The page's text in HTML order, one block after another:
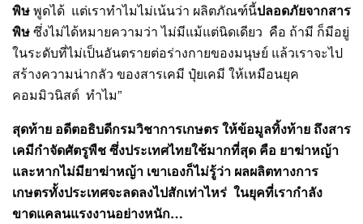
พิษพูดได้ แต่เราทำไมไม่เน้นว่า ผลิตภัณฑ์นี้ปลอดภัยจากสาร
พิษซึ่งไม่ได้หมายความว่า ไม่มีแม้แต่นิดเดียว คือ ถ้ามี ก็มีอยู่
ในระดับที่ไม่เป็นอันตรายต่อร่างกายของมนุษย์ แล้วเราจะไป
สร้างความน่ากลัว ของสารเคมี ปุ๋ยเคมี ให้เหมือนยุค
คอมมิวนิสต์ ทำไม”
สุดท้าย อดีตอธิบดีกรมวิชาการเกษตร ให้ข้อมูลทิ้งท้าย ถึงสาร
เคมีกำจัดศัตรูพืช ซึ่งประเทศไทยใช้มากที่สุด คือ ยาฆ่าหญ้า
และหากไม่มียาฆ่าหญ้า เขาเองก็ไม่รู้ว่า ผลผลิตทางการ
เกษตรทั้งประเทศจะลดลงไปสักเท่าไหร่ ในยุคที่เรากำลัง
ขาดแคลนแรงงานอย่างหนัก…